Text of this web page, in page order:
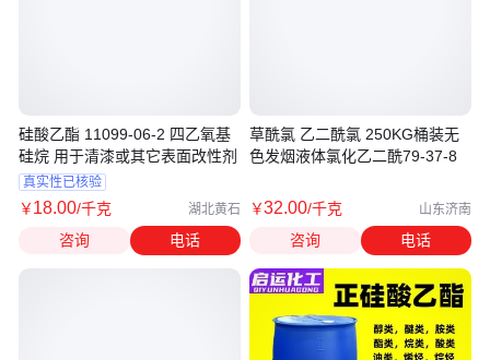
硅酸乙酯 11099-06-2 四乙氧基
硅烷 用于清漆或其它表面改性剂
真实性已核验
￥18.00/千克 湖北黄石
咨询 电话
草酰氯 乙二酰氯 250KG桶装无
色发烟液体氯化乙二酰79-37-8
￥32.00/千克 山东济南
咨询 电话